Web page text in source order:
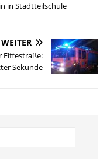
in Stadtteilschule
WEITER
Eiffestraße:
Sekunde